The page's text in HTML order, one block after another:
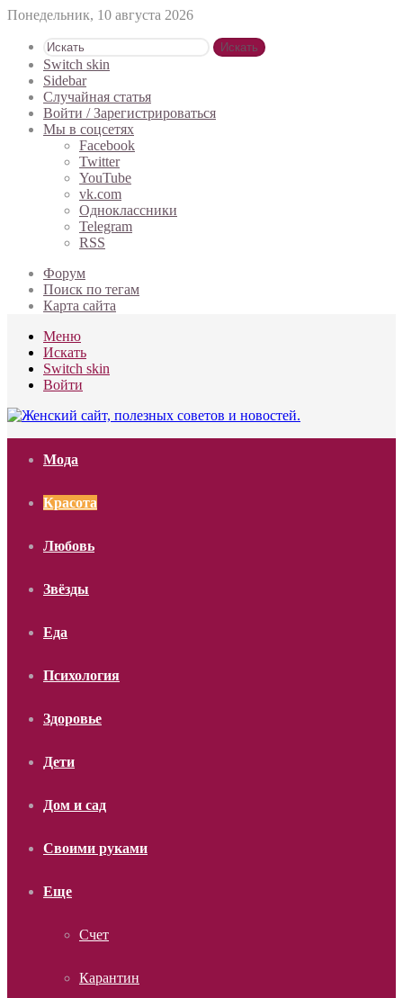
Понедельник, 10 августа 2026
Искать
Switch skin
Sidebar
Случайная статья
Войти / Зарегистрироваться
Мы в соцсетях
Facebook
Twitter
YouTube
vk.com
Одноклассники
Telegram
RSS
Форум
Поиск по тегам
Карта сайта
Меню
Искать
Switch skin
Войти
Мода
Красота
Любовь
Звёзды
Еда
Психология
Здоровье
Дети
Дом и сад
Своими руками
Еще
Счет
Карантин